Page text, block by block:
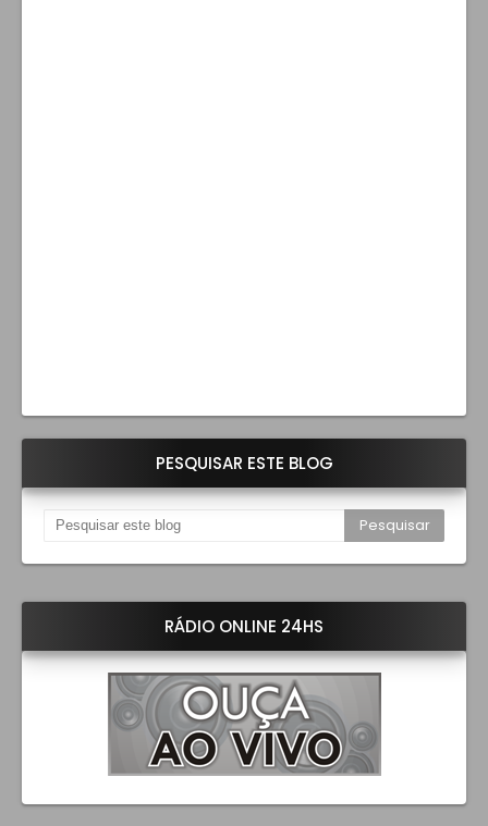
PESQUISAR ESTE BLOG
RÁDIO ONLINE 24HS